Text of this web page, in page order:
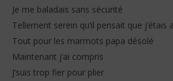
Je me baladais sans sécurité
Tellement serein qu’il pensait que j’étais
Tout pour les marmots papa désolé
Maintenant j’ai compris
J’suis trop fier pour plier